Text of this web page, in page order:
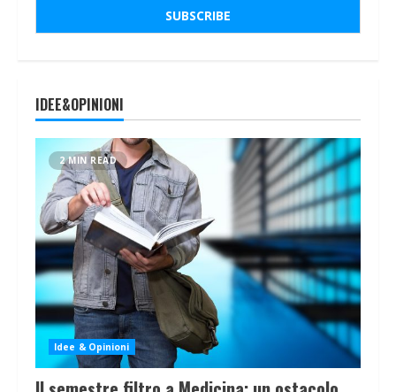
IDEE&OPINIONI
2 MIN READ
Idee & Opinioni